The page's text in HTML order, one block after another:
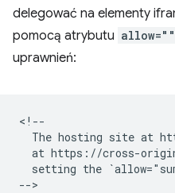
delegować na elementy
pomocą atrybutu allow=""
uprawnień:
<!--
The hosting site at
at https://cross-
setting the
-->